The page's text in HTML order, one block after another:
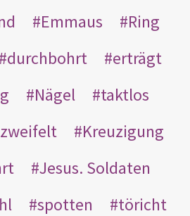
Emmaus
Ring
durchbohrt
erträgt
Nägel
taktlos
zweifelt
Kreuzigung
Jesus. Soldaten
spotten
töricht